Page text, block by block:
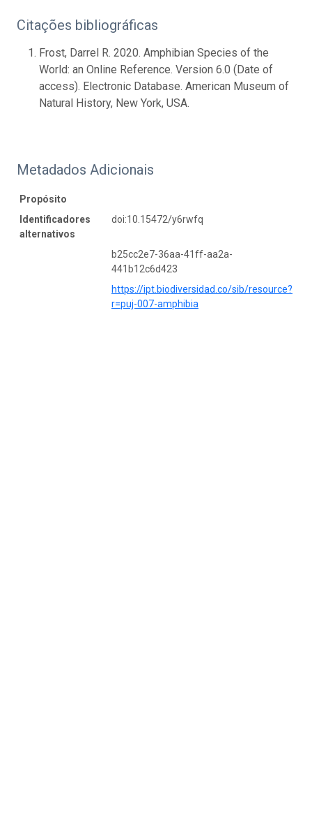
Citações bibliográficas
Frost, Darrel R. 2020. Amphibian Species of the
World: an Online Reference. Version 6.0 (Date of
access). Electronic Database. American Museum of
Natural History, New York, USA.
Metadados Adicionais
Propósito
Identificadores
alternativos
doi:10.15472/y6rwfq
b25cc2e7-36aa-41ff-aa2a-
441b12c6d423
https://ipt.biodiversidad.co/sib/resource?
r=puj-007-amphibia